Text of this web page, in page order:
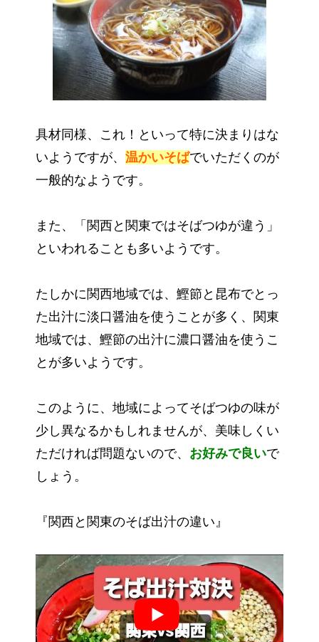
具材同様、これ！といって特に決まりはな
いようですが、 温かいそばでいただくのが
一般的なようです。
また、「関西と関東ではそばつゆが違う」
といわれることも多いようです。
たしかに関西地域では、鰹節と昆布でとっ
た出汁に淡口醤油を使うことが多く、関東
地域では、鰹節の出汁に濃口醤油を使うこ
とが多いようです。
このように、地域によってそばつゆの味が
少し異なるかもしれませんが、美味しくい
ただければ問題ないので、 お好みで良いで
しょう。
『関西と関東のそば出汁の違い』